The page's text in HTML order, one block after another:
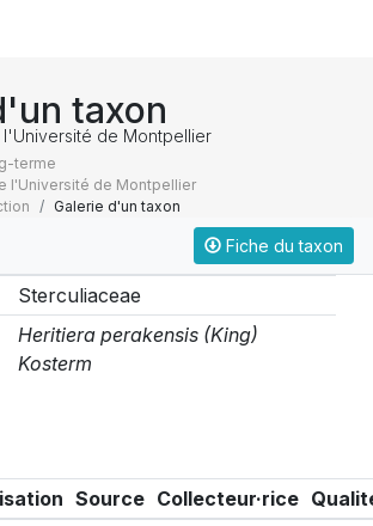
taxon
de Montpellier
terme
l'Université de Montpellier
Galerie d'un taxon
Fiche du taxon
Sterculiaceae
Heritiera perakensis (King)
Kosterm
Source Collecteur·rice